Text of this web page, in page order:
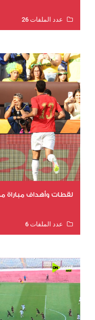
عدد الملفات 26
لقطات وأهداف مباراة
عدد الملفات 6